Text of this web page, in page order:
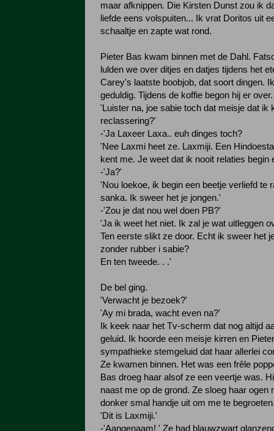
maar afknippen. Die Kirsten Dunst zou ik
liefde eens volspuiten... Ik vrat Doritos uit
schaaltje en zapte wat rond.
Pieter Bas kwam binnen met de Dahl.
lulden we over ditjes en datjes tijdens het
Carey's laatste boobjob, dat soort dingen.
geduldig. Tijdens de koffie begon hij er over.
'Luister na, joe sabie toch dat meisje dat ik
reclassering?'
-'Ja Laxeer Laxa.. euh dinges toch?
'Nee Laxmi heet ze. Laxmiji. Een
kent me. Je weet dat ik nooit relaties begin
-'Ja?'
'Nou loekoe, ik begin een beetje verliefd te
sanka. Ik sweer het je jongen.'
-'Zou je dat nou wel doen PB?'
'Ja ik weet het niet. Ik zal je wat uitleggen
Ten eerste slikt ze door. Echt ik sweer het
zonder rubber i sabie?
En ten tweede. . .'
De bel ging.
'Verwacht je bezoek?'
'Ay mi brada, wacht even na?'
Ik keek naar het Tv-scherm dat nog altijd
geluid. Ik hoorde een meisje kirren en
sympathieke stemgeluid dat haar allerlei
Ze kwamen binnen. Het was een frêle
Bas droeg haar alsof ze een veertje was.
naast me op de grond. Ze sloeg haar ogen
donker smal handje uit om me te
'Dit is Laxmiji.'
-'Aangenaam! ' Ze had blauwzwart